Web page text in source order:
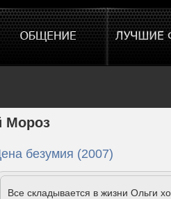
Мороз
безумия (2007)
Все складывается в жизни Ольги